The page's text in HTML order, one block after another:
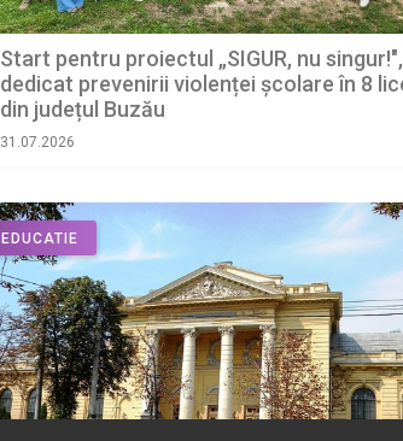
Start pentru proiectul „SIGUR, nu singur!",
dedicat prevenirii violenței școlare în 8
din județul Buzău
31.07.2026
EDUCATIE